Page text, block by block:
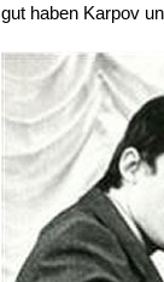
gut haben Karpov